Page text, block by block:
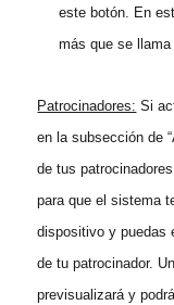
este botón. En
más que se llama
Patrocinadores: Si
en la subsección de
de tus
para que el sistema
dispositivo y puedas
de tu patrocinador.
previsualizará y